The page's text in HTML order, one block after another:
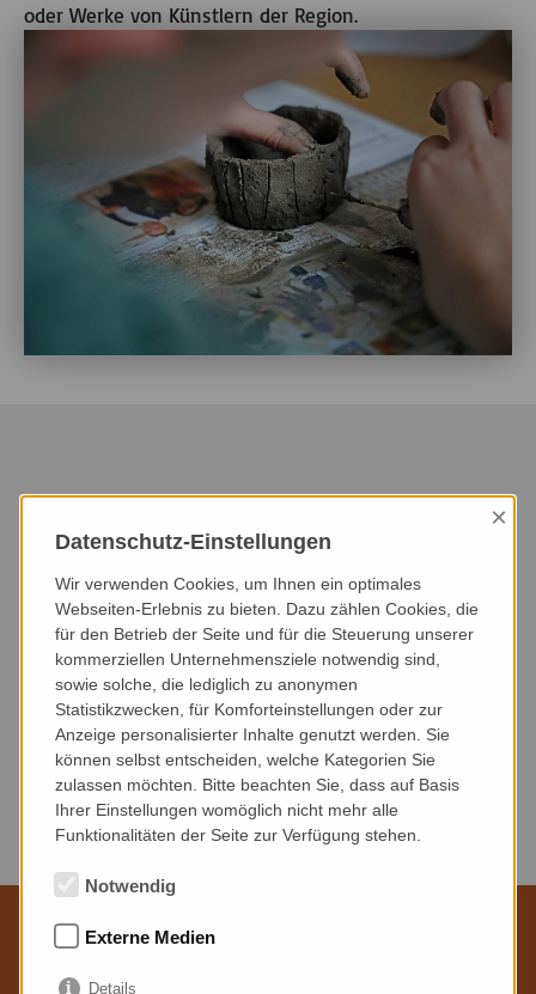
oder Werke von Künstlern der Region.
NÄCHSTE 6 MONATE
VERANSTALTUNGSART VERANSTALTUNGSORT
Keine Veranstaltungen gefunden.
Datenschutz-Einstellungen
×
Wir verwenden Cookies, um Ihnen ein optimales
Webseiten-Erlebnis zu bieten. Dazu zählen Cookies, die
für den Betrieb der Seite und für die Steuerung unserer
kommerziellen Unternehmensziele notwendig sind,
sowie solche, die lediglich zu anonymen
Statistikzwecken, für Komforteinstellungen oder zur
Anzeige personalisierter Inhalte genutzt werden. Sie
können selbst entscheiden, welche Kategorien Sie
zulassen möchten. Bitte beachten Sie, dass auf Basis
Ihrer Einstellungen womöglich nicht mehr alle
Funktionalitäten der Seite zur Verfügung stehen.
Notwendig
Externe Medien
Details